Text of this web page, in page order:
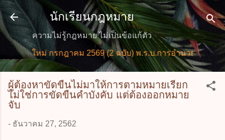
ข้ามไปที่เนื้อหาหลัก
นักเรียนกฎหมาย
ความไม่รู้กฎหมาย ไม่เป็นข้อแก้ตัว
ายใหม่ กรกฎาคม 2569 (2 ฉบับ) พ.ร.บ.การอำนวยการความ
ผู้ต้องหาขัดขืนไม่มาให้การตามหมายเรียก
ไม่ใช่การขัดขืนคำบังคับ แต่ต้องออกหมาย
จับ
- ธันวาคม 27, 2562